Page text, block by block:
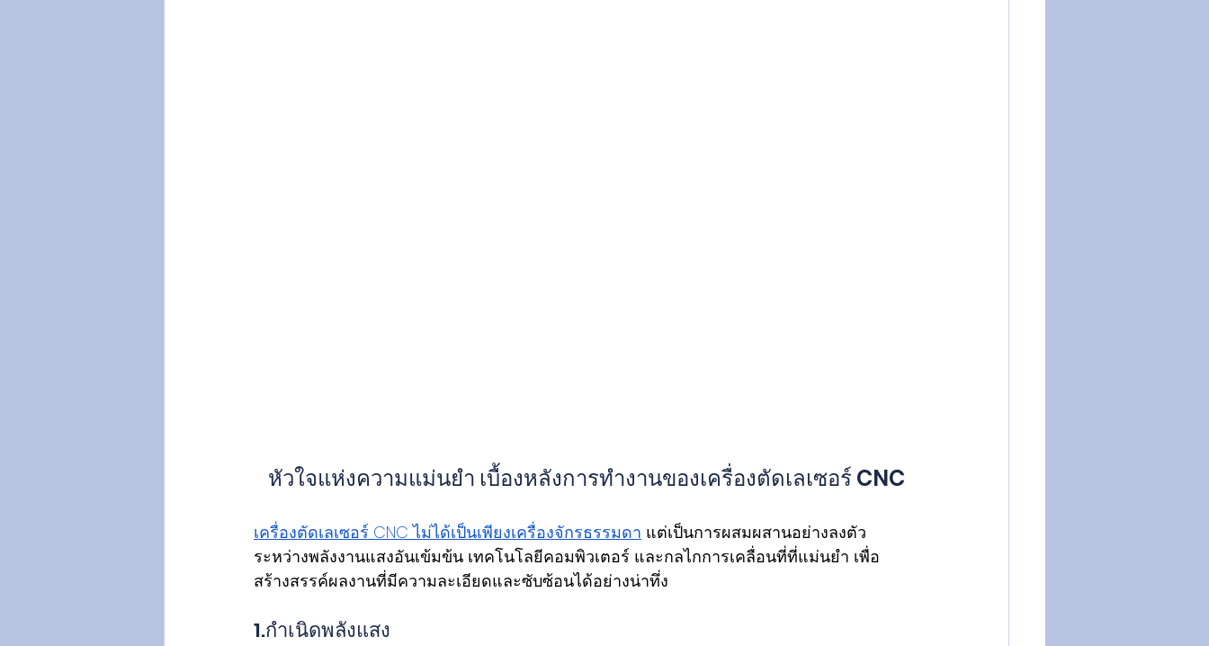
หัวใจแห่งความแม่นยำ เบื้องหลังการทำงานของเครื่องตัดเลเซอร์ CNC
เครื่องตัดเลเซอร์ CNC ไม่ได้เป็นเพียงเครื่องจักรธรรมดา แต่เป็นการผสมผสานอย่างลงตัว
ระหว่างพลังงานแสงอันเข้มข้น เทคโนโลยีคอมพิวเตอร์ และกลไกการเคลื่อนที่ที่แม่นยำ เพื่อ
สร้างสรรค์ผลงานที่มีความละเอียดและซับซ้อนได้อย่างน่าทึ่ง
1.กำเนิดพลังแสง